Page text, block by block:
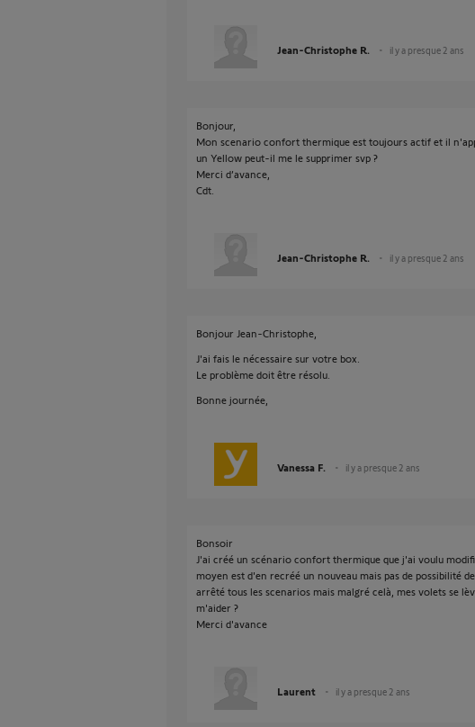
Jean-Christophe R. il y a presque 2 ans
Bonjour,
Mon scenario confort thermique est toujours actif et il
un Yellow peut-il me le supprimer svp ?
Merci d’avance,
Cdt.
Jean-Christophe R. il y a presque 2 ans
Bonjour Jean-Christophe,
J'ai fais le nécessaire sur votre box.
Le problème doit être résolu.
Bonne journée,
Vanessa F. il y a presque 2 ans
Bonsoir
J'ai créé un scénario confort thermique que j'ai voulu
moyen est d'en recréé un nouveau mais pas de possibilité
arrêté tous les scenarios mais malgré celà, mes volets se
m'aider ?
Merci d'avance
Laurent il y a presque 2 ans